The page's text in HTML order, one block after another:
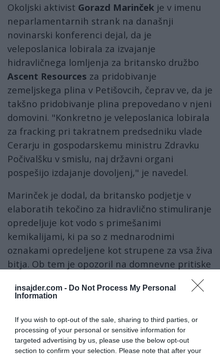
insajder.com - Do Not Process My Personal
Information
If you wish to opt-out of the sale, sharing to third parties, or
processing of your personal or sensitive information for
targeted advertising by us, please use the below opt-out
section to confirm your selection. Please note that after your
Okoljski aktivist Gorazd Marinček je v imenu
neparlamentarnih strank na današnji
novinarski konferenci dejal, da je
veleposlanica lobirala za izvajanje
hidravličnega lomljenja za britansko družbo
Ascent Resources za pridobivanje
zemeljskega plina v Petišovcih, čeprav ve, da je
takšno pridobivanje plina prepovedano v njeni
domovini. "Konkretno je veleposlanica lobirala
za fracking pri takratnem predsedniku vlade
Cerarju in gospodarskemu ministru Zdravku
Počivalšku v smislu, naj državni organi
pospešijo izdajanje dovoljenj," je navedel.
Marinček je dodal, da britansko podjetje v
elaboratih tekočino za hidravlično stimuliranje
opredeljuje kot vodo s primešanimi
kemikalijami, ki pa so z mednarodnimi
oznakami opredeljene kot strupene za vsa živa
bitja. Ob tem je opozoril na domnevne pritiske
njegovih besedah nedopustno pritiska na
navedel Marinček, pri presojanju in izdajanju
dovoljenj držijo predpisanih rokov.